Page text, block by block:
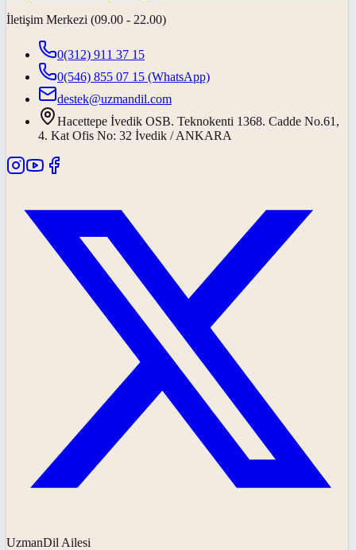
İletişim Merkezi (09.00 - 22.00)
0(312) 911 37 15
0(546) 855 07 15 (WhatsApp)
destek@uzmandil.com
Hacettepe İvedik OSB. Teknokenti 1368. Cadde No.61,
4. Kat Ofis No: 32 İvedik / ANKARA
UzmanDil Ailesi